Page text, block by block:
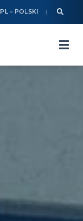
PL – POLSKI